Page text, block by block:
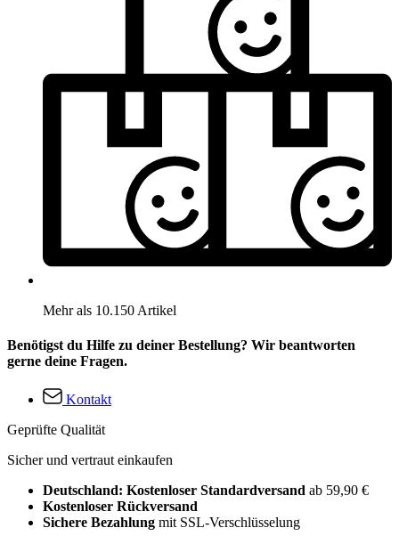
Mehr als 10.150 Artikel
Benötigst du Hilfe zu deiner Bestellung? Wir beantworten
gerne deine Fragen.
Kontakt
Geprüfte Qualität
Sicher und vertraut einkaufen
Deutschland: Kostenloser Standardversand ab 59,90 €
Kostenloser Rückversand
Sichere Bezahlung mit SSL-Verschlüsselung